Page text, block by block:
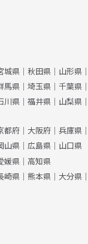
城県 ｜ 秋田県 ｜ 山形県 ｜
馬県 ｜ 埼玉県 ｜ 千葉県 ｜
川県 ｜ 福井県 ｜ 山梨県 ｜
都府 ｜ 大阪府 ｜ 兵庫県 ｜
山県 ｜ 広島県 ｜ 山口県
媛県 ｜ 高知県
崎県 ｜ 熊本県 ｜ 大分県 ｜